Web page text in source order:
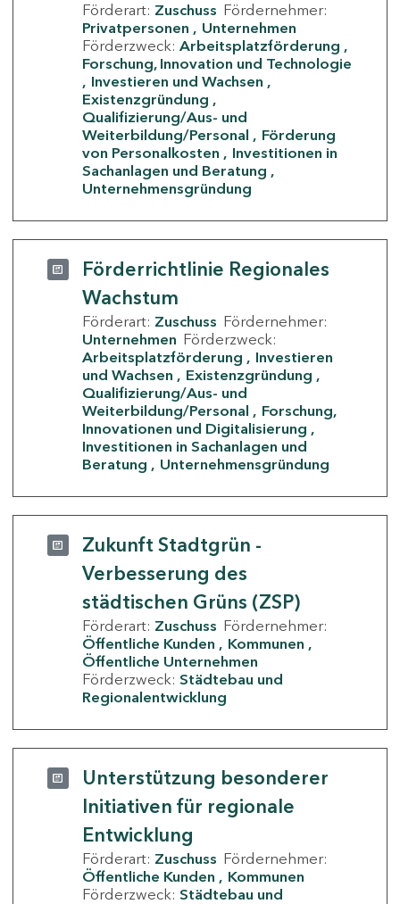
Förderart: Zuschuss Fördernehmer:
Privatpersonen
Unternehmen
Förderzweck: Arbeitsplatzförderung
Forschung, Innovation und Technologie
Investieren und Wachsen
Existenzgründung
Qualifizierung/Aus- und
Weiterbildung/Personal
Förderung
von Personalkosten
Investitionen in
Sachanlagen und Beratung
Unternehmensgründung
Förderrichtlinie Regionales
Wachstum
Förderart: Zuschuss Fördernehmer:
Unternehmen Förderzweck:
Arbeitsplatzförderung
Investieren
und Wachsen
Existenzgründung
Qualifizierung/Aus- und
Weiterbildung/Personal
Forschung,
Innovationen und Digitalisierung
Investitionen in Sachanlagen und
Beratung
Unternehmensgründung
Zukunft Stadtgrün -
Verbesserung des
städtischen Grüns (ZSP)
Förderart: Zuschuss Fördernehmer:
Öffentliche Kunden
Kommunen
Öffentliche Unternehmen
Förderzweck: Städtebau und
Regionalentwicklung
Unterstützung besonderer
Initiativen für regionale
Entwicklung
Förderart: Zuschuss Fördernehmer:
Öffentliche Kunden
Kommunen
Förderzweck: Städtebau und